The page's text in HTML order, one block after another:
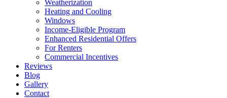
Weatherization
Heating and Cooling
Windows
Income-Eligible Program
Enhanced Residential Offers
For Renters
Commercial Incentives
Reviews
Blog
Gallery
Contact